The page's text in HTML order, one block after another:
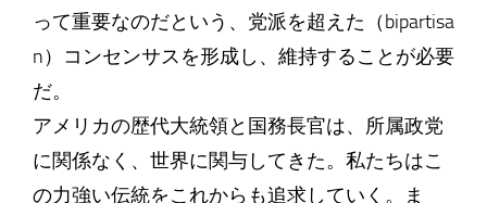
って重要なのだという、党派を超えた（bipartisa
n）コンセンサスを形成し、維持することが必要
だ。
アメリカの歴代大統領と国務長官は、所属政党
に関係なく、世界に関与してきた。私たちはこ
の力強い伝統をこれからも追求していく。ま